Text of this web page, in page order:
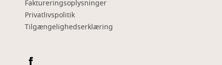
Faktureringsoplysninger
Privatlivspolitik
Tilgængelighedserklæring